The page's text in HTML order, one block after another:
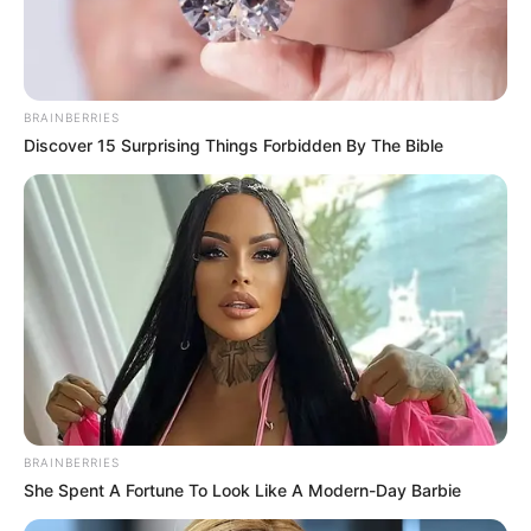
Tak hanya itu, ia juga mengambil gelar untuk instruktur pilates dan
menjadi pelatih profesional. Dengan banyaknya pengikut di
Instagram, ia juga menjadi model kebugaran.
BRAINBERRIES
Discover 15 Surprising Things Forbidden By The Bible
BRAINBERRIES
She Spent A Fortune To Look Like A Modern-Day Barbie